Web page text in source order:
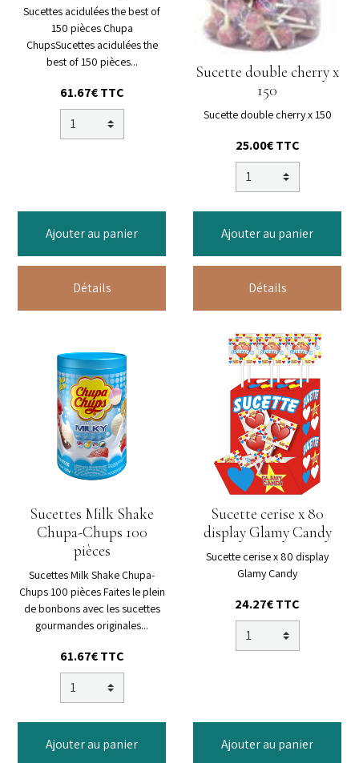
Sucettes acidulées the best of
150 pièces Chupa
ChupsSucettes acidulées the
best of 150 pièces...
61.67€ TTC
Ajouter au panier
Détails
Sucette double cherry x
150
Sucette double cherry x 150
25.00€ TTC
Ajouter au panier
Détails
Sucettes Milk Shake
Chupa-Chups 100
pièces
Sucettes Milk Shake Chupa-
Chups 100 pièces Faites le plein
de bonbons avec les sucettes
gourmandes originales...
61.67€ TTC
Ajouter au panier
Sucette cerise x 80
display Glamy Candy
Sucette cerise x 80 display
Glamy Candy
24.27€ TTC
Ajouter au panier